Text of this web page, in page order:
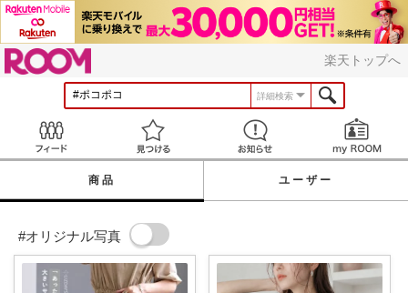
楽天トップへ
詳細検索
見つける お知らせ
商品 ユーザー
#オリジナル写真